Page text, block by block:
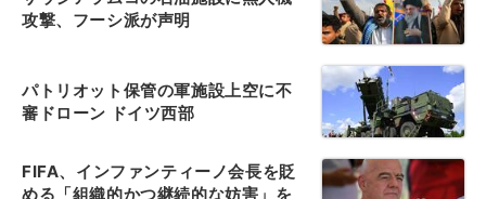
攻撃、フーシ派が声明
パトリオット保管の軍施設上空に不
審ドローン ドイツ西部
FIFA、インファンティーノ会長を貶
める「組織的かつ継続的な妨害」を